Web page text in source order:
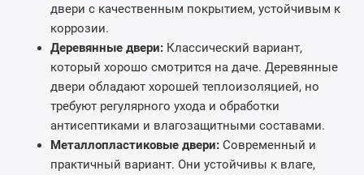
двери с качественным покрытием, устойчивым к
коррозии.
Деревянные двери: Классический вариант,
который хорошо смотрится на даче. Деревянные
двери обладают хорошей теплоизоляцией, но
требуют регулярного ухода и обработки
антисептиками и влагозащитными составами.
Металлопластиковые двери: Современный и
практичный вариант. Они устойчивы к влаге,